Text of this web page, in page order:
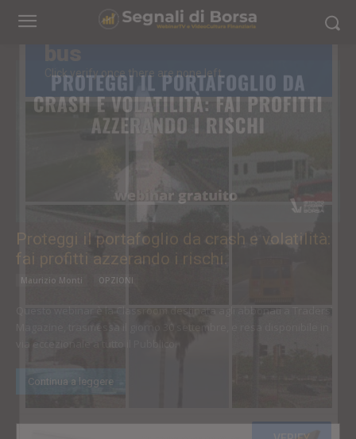
Proteggi il portafoglio da crash e volatilità:
fai profitti azzerando i rischi.
Maurizio Monti OPZIONI
Questo webinar è la Classroom destinata agli abbonati a Traders’
Magazine, trasmessa il giorno 30 settembre, e resa disponibile in
via eccezionale a tutto il Pubblico.
Continua a leggere